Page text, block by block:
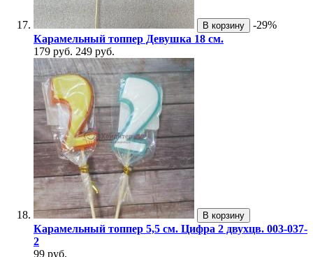
В корзину
-29%
Карамельный топпер Девушка 18 см.
179 руб. 249 руб.
В корзину
Карамельный топпер 5,5 см. Цифра 2 двухцв. 003-037-
2
99 руб.